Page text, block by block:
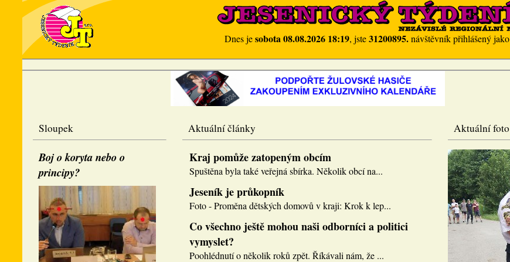
Dnes jesobota 08.08.2026 18:19, jste31200895.návštěvník přihlášený jako
Sloupek
Boj o koryta nebo o
principy?
Aktuální články
Kraj pomůže zatopeným obcím
Spuštěna byla také veřejná sbírka. Několik obcí na...
Jeseník je průkopník
Foto - Proměna dětských domovů v kraji: Krok k lep...
Co všechno ještě mohou naši odborníci a politici
vymyslet?
Poohlédnutí o několik roků zpět. Říkávali nám, že ...
Aktuální foto